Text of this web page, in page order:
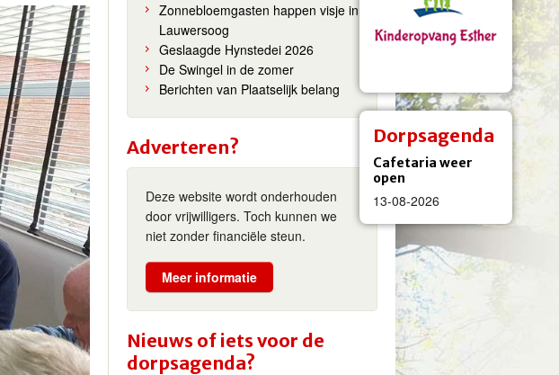
Dorpsagenda
Cafetaria weer
open
13-08-2026
Zonnebloemgasten happen visje in
Lauwersoog
Geslaagde Hynstedei 2026
De Swingel in de zomer
Berichten van Plaatselijk belang
Adverteren?
Deze website wordt onderhouden
door vrijwilligers. Toch kunnen we
niet zonder financiële steun.
Meer informatie
Nieuws of iets voor de
dorpsagenda?